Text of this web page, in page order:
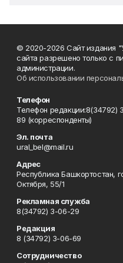
© 2020-2026 Сайт издания
сайта разрешено только с
администрации.
Об использовании
Телефон
Телефон редакции:8(34792)
89 (корреспонденты)
Эл. почта
ural_bel@mail.ru
Адрес
Республика Башкортостан,
Октября, 55/1
Рекламная служба
8(34792) 3-06-29
Редакция
8 (34792) 3-06-69
Сотрудничество